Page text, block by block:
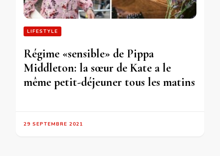
LIFESTYLE
Régime «sensible» de Pippa
Middleton: la sœur de Kate a le
même petit-déjeuner tous les matins
29 SEPTEMBRE 2021